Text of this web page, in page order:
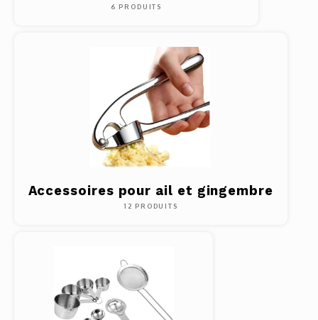
6 PRODUITS
Accessoires pour ail et gingembre
12 PRODUITS